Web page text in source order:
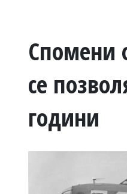
ВОЙНАТА
УКРАЙНА
РАЗСЛЕДВАНЕ
БИЗНЕС
Спомени
се
години